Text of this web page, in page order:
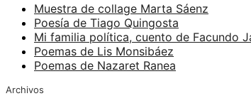
Muestra de collage Marta Sáenz
Poesía de Tiago Quingosta
Mi familia política, cuento de Facundo
Poemas de Lis Monsibáez
Poemas de Nazaret Ranea
Archivos